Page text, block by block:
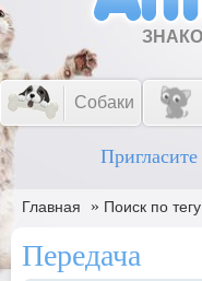
Собаки
Главная » Поиск по
Передача